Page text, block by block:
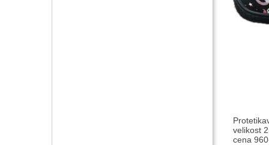
velikost
cena